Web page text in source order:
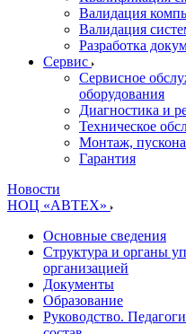
Валидация
Валидация
Разработка
Cервис
Сервисное
оборудования
Диагностика и
Техническое
Монтаж,
Гарантия
Новости
НОЦ «АВТЕХ»
Основные сведения
Структура и органы
организацией
Документы
Образование
Руководство.